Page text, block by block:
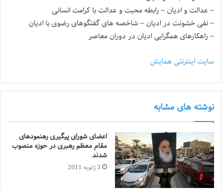
– عدالت و ادیان – رابطه محبت و عدالت با کرامت انسانی
– نفی خشونت در ادیان – شاخصه های گفتگوهای رضوی با ادیان
– راهکارهای همگرایی ادیان در دوران معاصر
سایت اینترنتی همایش
نوشته های مشابه
اعضای شورای پیگیری رهنمودهای
مقام معظم رهبری در حوزه منصوب
شدند
3 ژانویه 2011